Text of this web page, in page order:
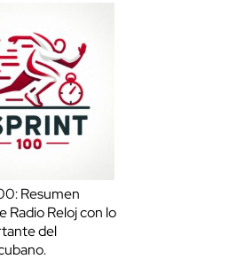
Resumen
Radio Reloj con lo
del